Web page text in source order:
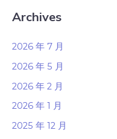
Archives
2026 年 7 月
2026 年 5 月
2026 年 2 月
2026 年 1 月
2025 年 12 月